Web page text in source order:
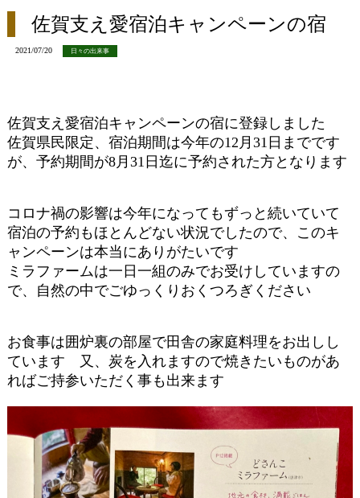
佐賀支え愛宿泊キャンペーンの宿
2021/07/20 日々の出来事
佐賀支え愛宿泊キャンペーンの宿に登録しました
佐賀県民限定、宿泊期間は今年の12月31日までです
が、予約期間が8月31日迄に予約された方となります
コロナ禍の影響は今年になってもずっと続いていて
宿泊の予約もほとんどない状況でしたので、このキ
ャンペーンは本当にありがたいです
ミラファームは一日一組のみでお受けしていますの
で、自然の中でごゆっくりおくつろぎください
お食事は囲炉裏の部屋で田舎の家庭料理をお出しし
ています 又、炭を入れますので焼きたいものがあ
ればご持参いただく事も出来ます